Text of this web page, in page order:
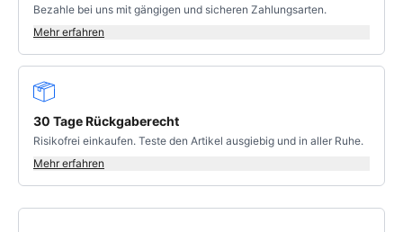
Bezahle bei uns mit gängigen und sicheren Zahlungsarten.
Mehr erfahren
30 Tage Rückgaberecht
Risikofrei einkaufen. Teste den Artikel ausgiebig und in aller Ruhe.
Mehr erfahren